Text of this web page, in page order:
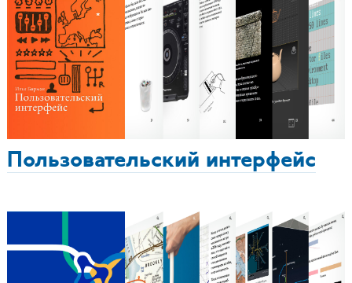
Пользовательский интерфейс